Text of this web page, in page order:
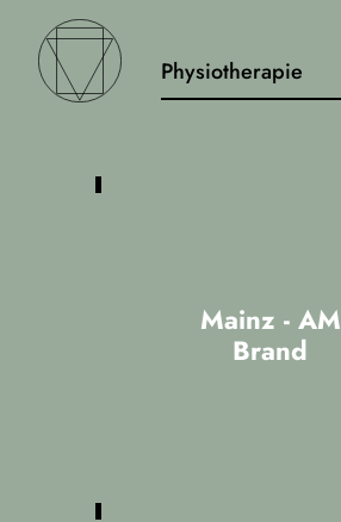
Physiotherapie
Osteopathie
Mainz - AM
Brand